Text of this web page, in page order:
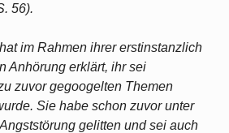
56).
im Rahmen ihrer erstinstanzlich
Anhörung erklärt, ihr sei
zuvor gegoogelten Themen
Sie habe schon zuvor unter
gelitten und sei auch